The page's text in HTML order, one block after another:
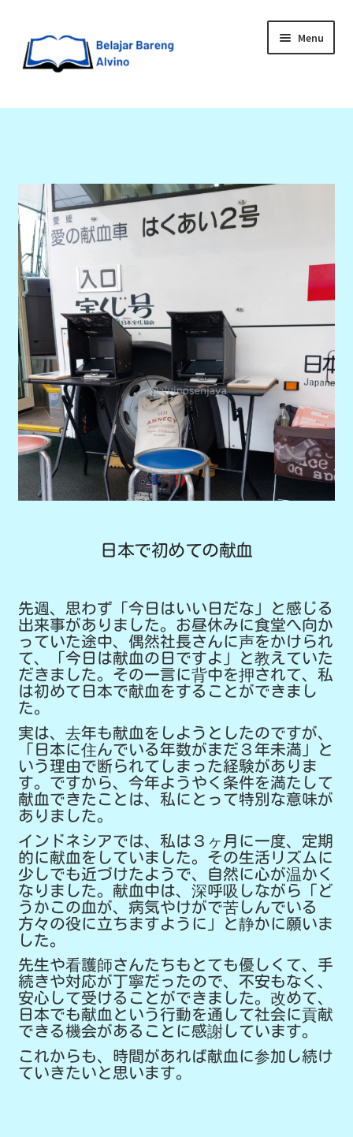
Menu
HOME
UPGRADE DIRI
ABOUT ME
日本で初めての献血
先週、思わず「今日はいい日だな」と感じる
出来事がありました。お昼休みに食堂へ向か
っていた途中、偶然社長さんに声をかけられ
て、「今日は献血の日ですよ」と教えていた
だきました。その一言に背中を押されて、私
は初めて日本で献血をすることができまし
た。
実は、去年も献血をしようとしたのですが、
「日本に住んでいる年数がまだ３年未満」と
いう理由で断られてしまった経験がありま
す。ですから、今年ようやく条件を満たして
献血できたことは、私にとって特別な意味が
ありました。
インドネシアでは、私は３ヶ月に一度、定期
的に献血をしていました。その生活リズムに
少しでも近づけたようで、自然に心が温かく
なりました。献血中は、深呼吸しながら「ど
うかこの血が、病気やけがで苦しんでいる
方々の役に立ちますように」と静かに願いま
した。
先生や看護師さんたちもとても優しくて、手
続きや対応が丁寧だったので、不安もなく、
安心して受けることができました。改めて、
日本でも献血という行動を通して社会に貢献
できる機会があることに感謝しています。
これからも、時間があれば献血に参加し続け
ていきたいと思います。